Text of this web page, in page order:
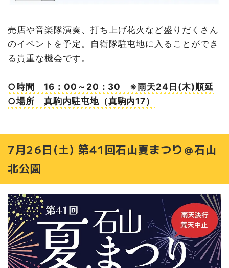
売店や音楽隊演奏、打ち上げ花火など盛りだくさん
のイベントを予定。自衛隊駐屯地に入ることができ
る貴重な機会です。
○時間 16：00～20：30 ※雨天24日(木)順延
○場所 真駒内駐屯地（真駒内17）
7月26日(土) 第41回石山夏まつり＠石山
北公園